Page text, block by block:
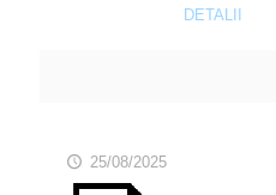
DETALII
25/08/2025